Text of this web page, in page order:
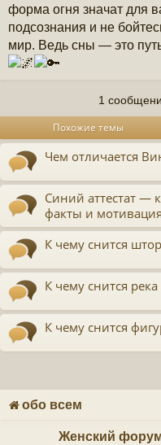
форма огня значат для
подсознания и не
мир. Ведь сны — это
1
Похожие темы
Чем отличается
Синий аттестат —
факты и
К чему снится
К чему снится река
К чему снится
обо всем
Женский